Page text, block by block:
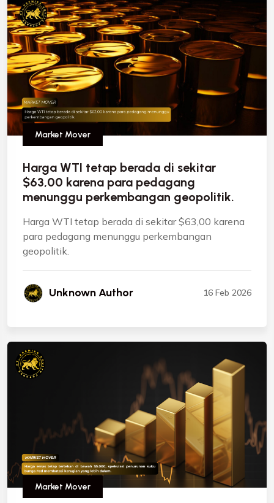
Market Mover
Harga WTI tetap berada di sekitar
$63,00 karena para pedagang
menunggu perkembangan geopolitik.
Harga WTI tetap berada di sekitar $63,00 karena
para pedagang menunggu perkembangan
geopolitik.
Unknown Author 16 Feb 2026
Market Mover